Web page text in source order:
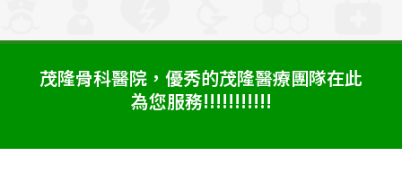
腕隧道症候群
震波治療
茂隆骨科醫院，優秀的茂隆醫療團隊在此
為您服務!!!!!!!!!!!